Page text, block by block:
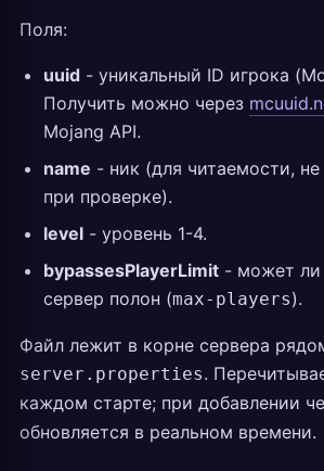
Поля:
uuid - уникальный ID игрока
Получить можно через
Mojang API.
name - ник (для читаемости, не
при проверке).
level - уровень 1-4.
bypassesPlayerLimit - может ли
сервер полон (max-players).
Файл лежит в корне сервера
server.properties.
каждом старте; при добавлении
обновляется в реальном времени.